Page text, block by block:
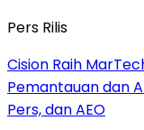
Pers Rilis
Cision Raih
Pemantauan dan
Pers, dan AEO